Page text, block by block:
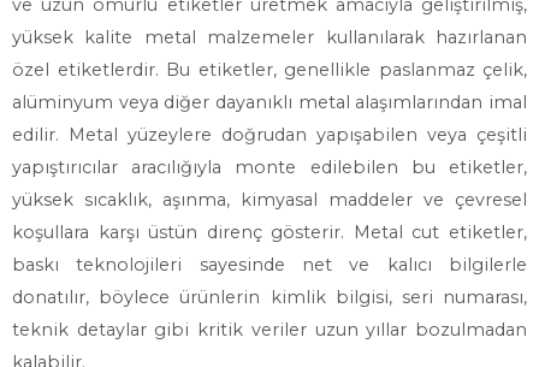
ve uzun ömürlü etiketler üretmek amacıyla geliştirilmiş,
yüksek kalite metal malzemeler kullanılarak hazırlanan
özel etiketlerdir. Bu etiketler, genellikle paslanmaz çelik,
alüminyum veya diğer dayanıklı metal alaşımlarından imal
edilir. Metal yüzeylere doğrudan yapışabilen veya çeşitli
yapıştırıcılar aracılığıyla monte edilebilen bu etiketler,
yüksek sıcaklık, aşınma, kimyasal maddeler ve çevresel
koşullara karşı üstün direnç gösterir. Metal cut etiketler,
baskı teknolojileri sayesinde net ve kalıcı bilgilerle
donatılır, böylece ürünlerin kimlik bilgisi, seri numarası,
teknik detaylar gibi kritik veriler uzun yıllar bozulmadan
kalabilir.